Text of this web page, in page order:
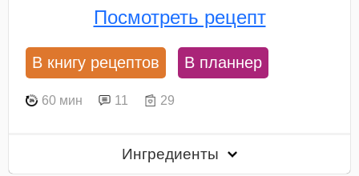
Посмотреть рецепт
В книгу рецептов В планнер
60 мин 11 29
Ингредиенты